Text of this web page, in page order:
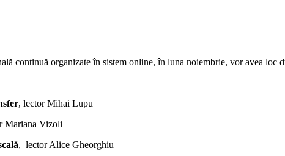
continuă organizate în sistem online, în luna noiembrie, vor avea loc
, lector Mihai Lupu
Mariana Vizoli
, lector Alice Gheorghiu